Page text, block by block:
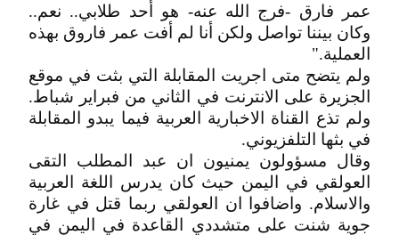
عمر فارق -فرج الله عنه- هو أحد طلابي.. نعم..
وكان بيننا تواصل ولكن أنا لم أفت عمر فاروق بهذه
العملية."
ولم يتضح متى اجريت المقابلة التي بثت في موقع
الجزيرة على الانترنت في الثاني من فبراير شباط.
ولم تذع القناة الاخبارية العربية فيما يبدو المقابلة
في بثها التلفزيوني.
وقال مسؤولون يمنيون ان عبد المطلب التقى
العولقي في اليمن حيث كان يدرس اللغة العربية
والاسلام. واضافوا ان العولقي ربما قتل في غارة
جوية شنت على متشددي القاعدة في اليمن في